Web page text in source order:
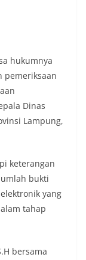
hukumnya
pemeriksaan
Dinas
Lampung,
keterangan
bukti
yang
tahap
bersama